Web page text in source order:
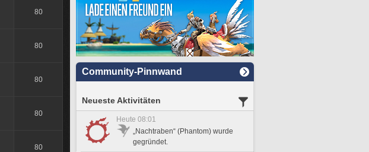
80
80
80
80
80
Community-Pinnwand
Neueste Aktivitäten
Heute 08:01
„Nachtraben“ (Phantom) wurde
gegründet.